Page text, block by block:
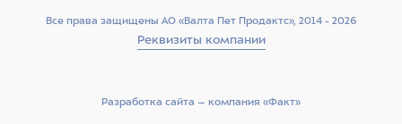
Все права защищены АО «Валта Пет Продактс», 2014 - 2026
Реквизиты компании
Разработка сайта –­ компания «Факт»